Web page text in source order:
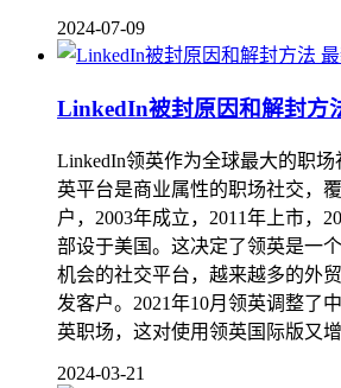
2024-07-09
LinkedIn被封原因和解封方
LinkedIn领英作为全球最大的职
英平台是商业属性的职场社交，
户，2003年成立，2011年上市，
部设于美国。这决定了领英是一
机会的社交平台，越来越多的外
发客户。2021年10月领英调整了
英职场，这对使用领英国际版又
2024-03-21